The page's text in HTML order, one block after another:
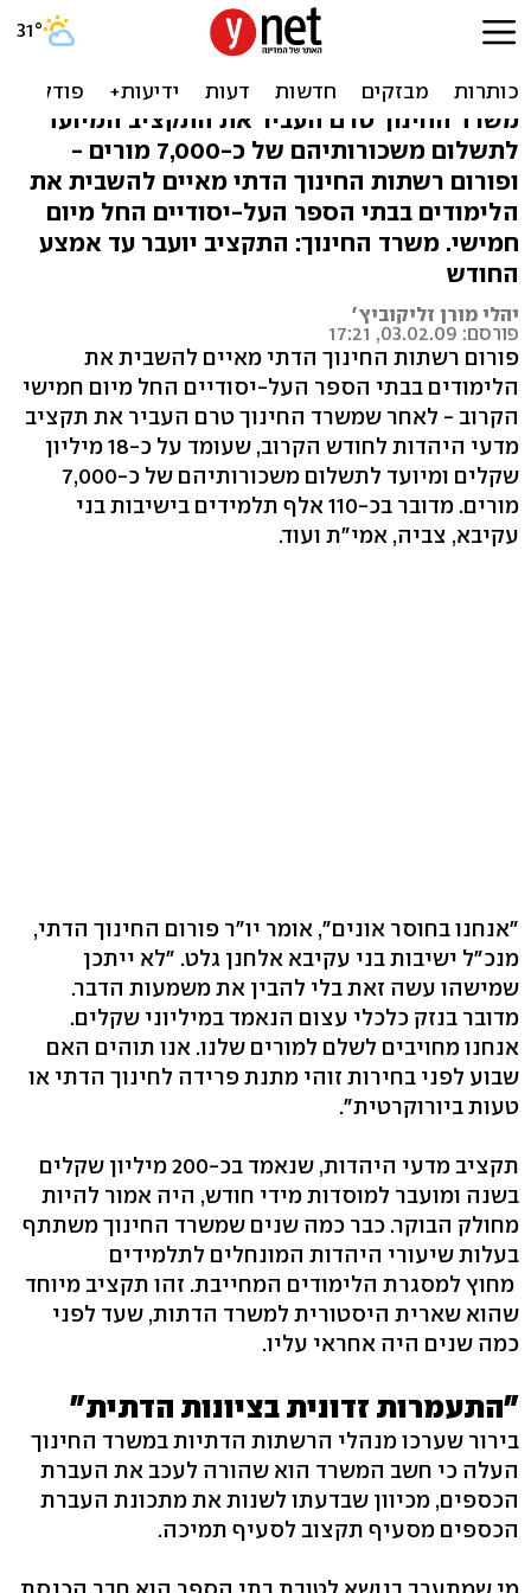
חשש לשביתה בחינוך הדתי:
אין תקציב למשכורות
משרד החינוך טרם העביר את התקציב המיועד
לתשלום משכורותיהם של כ-7,000 מורים -
ופורום רשתות החינוך הדתי מאיים להשבית את
הלימודים בבתי הספר העל-יסודיים החל מיום
חמישי. משרד החינוך: התקציב יועבר עד אמצע
החודש
יהלי מורן זליקוביץ'
פורסם: 03.02.09, 17:21
פורום רשתות החינוך הדתי מאיים להשבית את
הלימודים בבתי הספר העל-יסודיים החל מיום חמישי
הקרוב - לאחר שמשרד החינוך טרם העביר את תקציב
מדעי היהדות לחודש הקרוב, שעומד על כ-18 מיליון
שקלים ומיועד לתשלום משכורותיהם של כ-7,000
מורים. מדובר בכ-110 אלף תלמידים בישיבות בני
עקיבא, צביה, אמי"ת ועוד.
"אנחנו בחוסר אונים", אומר יו"ר פורום החינוך הדתי,
מנכ"ל ישיבות בני עקיבא אלחנן גלט. "לא ייתכן
שמישהו עשה זאת בלי להבין את משמעות הדבר.
מדובר בנזק כלכלי עצום הנאמד במיליוני שקלים.
אנחנו מחויבים לשלם למורים שלנו. אנו תוהים האם
שבוע לפני בחירות זוהי מתנת פרידה לחינוך הדתי או
טעות ביורוקרטית".
תקציב מדעי היהדות, שנאמד בכ-200 מיליון שקלים
בשנה ומועבר למוסדות מידי חודש, היה אמור להיות
מחולק הבוקר. כבר כמה שנים שמשרד החינוך משתתף
בעלות שיעורי היהדות המונחלים לתלמידים
מחוץ למסגרת הלימודים המחייבת. זהו תקציב מיוחד
שהוא שארית היסטורית למשרד הדתות, שעד לפני
כמה שנים היה אחראי עליו.
"התעמרות זדונית בציונות הדתית"
בירור שערכו מנהלי הרשתות הדתיות במשרד החינוך
העלה כי חשב המשרד הוא שהורה לעכב את העברת
הכספים, מכיוון שבדעתו לשנות את מתכונת העברת
הכספים מסעיף תקצוב לסעיף תמיכה.